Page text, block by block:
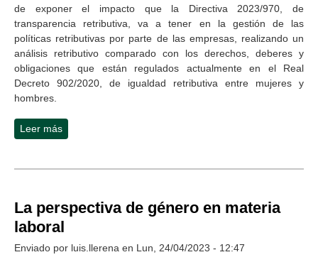
de exponer el impacto que la Directiva 2023/970, de
transparencia retributiva, va a tener en la gestión de las
políticas retributivas por parte de las empresas, realizando un
análisis retributivo comparado con los derechos, deberes y
obligaciones que están regulados actualmente en el Real
Decreto 902/2020, de igualdad retributiva entre mujeres y
hombres.
Leer más
La perspectiva de género en materia
laboral
Enviado por luis.llerena en Lun, 24/04/2023 - 12:47